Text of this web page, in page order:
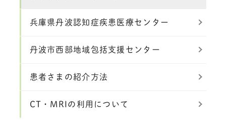
兵庫県丹波認知症疾患医療センター
丹波市西部地域包括支援センター
患者さまの紹介方法
CT・MRIの利用について